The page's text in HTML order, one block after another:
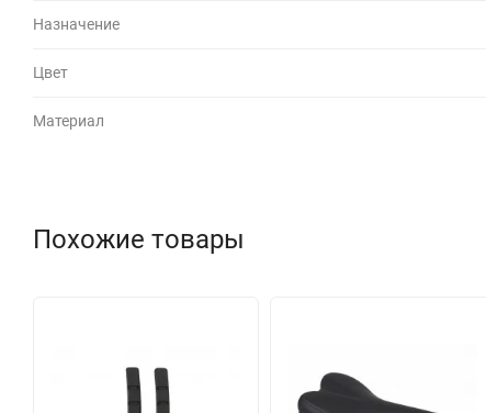
Назначение
Цвет
Материал
Похожие товары